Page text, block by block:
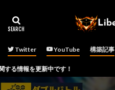
Twitter YouTube 構築記事
です！